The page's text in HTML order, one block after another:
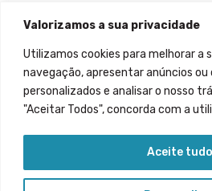
Valorizamos a sua privacidade
Utilizamos cookies para melhorar a
navegação, apresentar anúncios
personalizados e analisar o nosso
"Aceitar Todos", concorda com a
Aceite tudo